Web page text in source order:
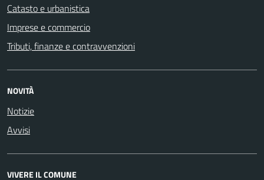
Catasto e urbanistica
Imprese e commercio
Tributi, finanze e contravvenzioni
NOVITÀ
Notizie
Avvisi
VIVERE IL COMUNE